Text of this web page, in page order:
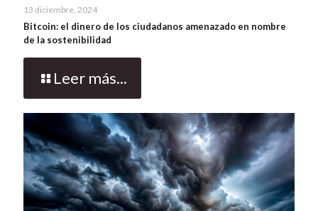
13 diciembre, 2024
Bitcoin: el dinero de los ciudadanos amenazado en nombre
de la sostenibilidad
Leer más...